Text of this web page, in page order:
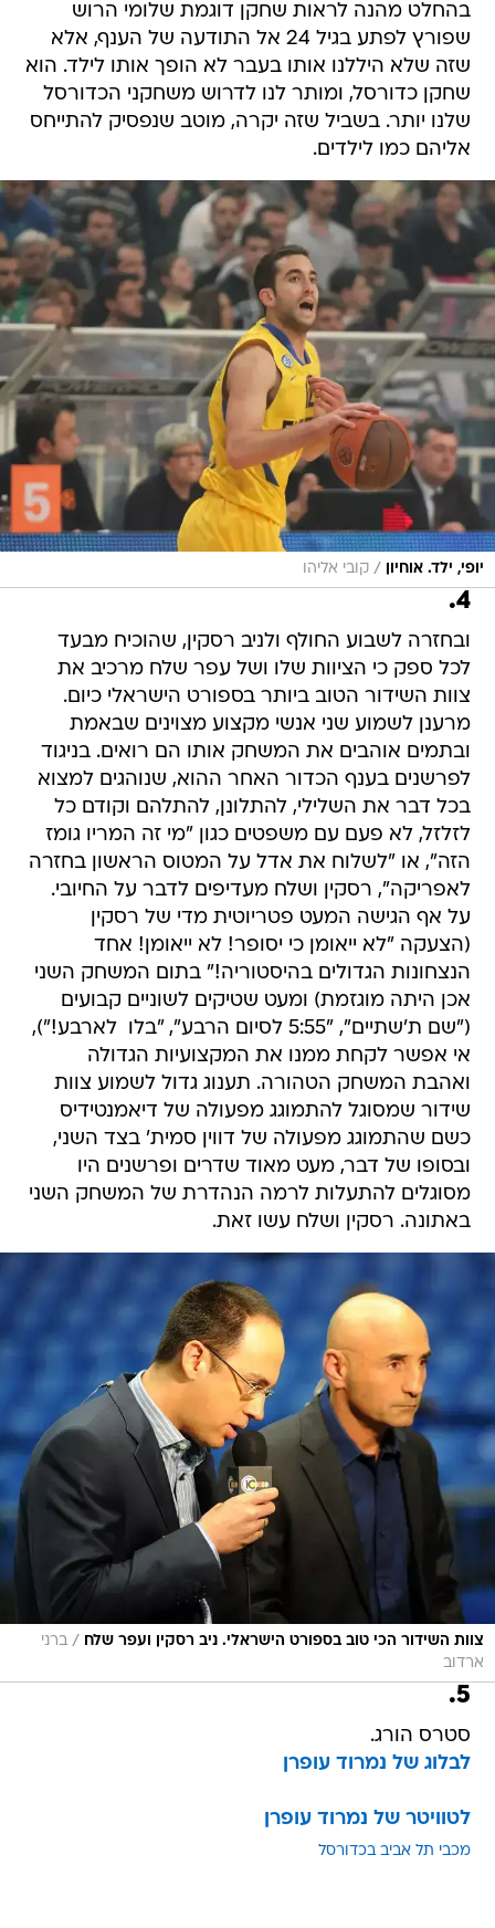
שזה שלא היללנו אותו בעבר לא הופך אותו לילד. הוא
שחקן כדורסל, ומותר לנו לדרוש משחקני הכדורסל
שלנו יותר. בשביל שזה יקרה, מוטב שנפסיק להתייחס
אליהם כמו לילדים.
יופי, ילד. אוחיון קובי אליהו
4.
ובחזרה לשבוע החולף ולניב רסקין, שהוכיח מבעד
לכל ספק כי הציוות שלו ושל עפר שלח מרכיב את
צוות השידור הטוב ביותר בספורט הישראלי כיום.
מרענן לשמוע שני אנשי מקצוע מצוינים שבאמת
ובתמים אוהבים את המשחק אותו הם רואים. בניגוד
לפרשנים בענף הכדור האחר ההוא, שנוהגים למצוא
בכל דבר את השלילי, להתלונן, להתלהם וקודם כל
לזלזל, לא פעם עם משפטים כגון "מי זה המריו גומז
הזה", או "לשלוח את אדל על המטוס הראשון בחזרה
לאפריקה", רסקין ושלח מעדיפים לדבר על החיובי.
על אף הגישה המעט פטריוטית מדי של רסקין
(הצעקה "לא ייאומן כי יסופר! לא ייאומן! אחד
הנצחונות הגדולים בהיסטוריה!" בתום המשחק השני
אכן היתה מוגזמת) ומעט שטיקים לשוניים קבועים
("שם ת'שתיים", "5:55 לסיום הרבע", "בלו  לארבע!"),
אי אפשר לקחת ממנו את המקצועיות הגדולה
ואהבת המשחק הטהורה. תענוג גדול לשמוע צוות
שידור שמסוגל להתמוגג מפעולה של דיאמנטידיס
כשם שהתמוגג מפעולה של דווין סמית' בצד השני,
ובסופו של דבר, מעט מאוד שדרים ופרשנים היו
מסוגלים להתעלות לרמה הנהדרת של המשחק השני
באתונה. רסקין ושלח עשו זאת.
צוות השידור הכי טוב בספורט הישראלי. ניב רסקין ועפר שלח
ארדוב
5.
סטרס הורג.
לבלוג של נמרוד עופרן
לטוויטר של נמרוד עופרן